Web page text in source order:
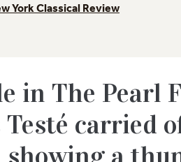
York Classical Review
in The Pearl
carried